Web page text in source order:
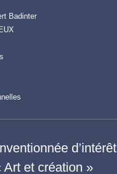
Badinter
d’intérêt
Art et création »